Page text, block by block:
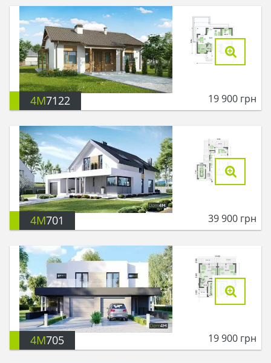
4M7122 19 900 грн
4M701 39 900 грн
4M705 19 900 грн